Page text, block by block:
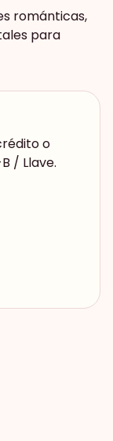
románticas,
para
o
/ Llave.